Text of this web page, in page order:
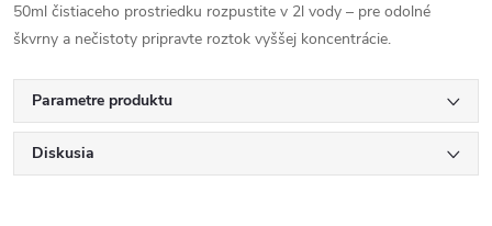
50ml čistiaceho prostriedku rozpustite v 2l vody – pre odolné
škvrny a nečistoty pripravte roztok vyššej koncentrácie.
Parametre produktu
Diskusia